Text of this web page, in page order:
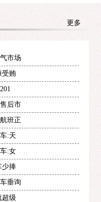
更多
市场
受贿
后市
班正
:天
:女
少捧
垂询
超级